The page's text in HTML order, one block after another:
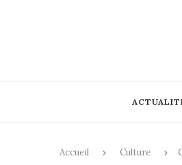
Accueil Culture